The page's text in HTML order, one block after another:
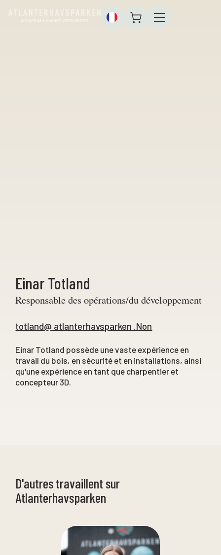
Einar Totland
Responsable des opérations/du développement
totland@ atlanterhavsparken .Non
Einar Totland possède une vaste expérience en
travail du bois, en sécurité et en installations, ainsi
qu'une expérience en tant que charpentier et
concepteur 3D.
D'autres travaillent sur
Atlanterhavsparken